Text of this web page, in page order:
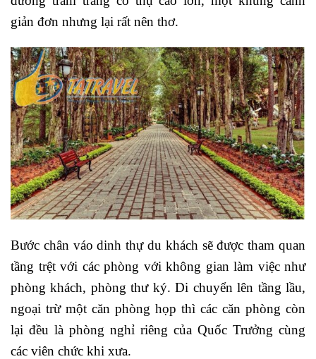
giản đơn nhưng lại rất nên thơ.
Bước chân váo dinh thự du khách sẽ được tham quan
tầng trệt với các phòng với không gian làm việc như
phòng khách, phòng thư ký. Di chuyển lên tầng lầu,
ngoại trừ một căn phòng họp thì các căn phòng còn
lại đều là phòng nghỉ riêng của Quốc Trưởng cùng
các viên chức khi xưa.